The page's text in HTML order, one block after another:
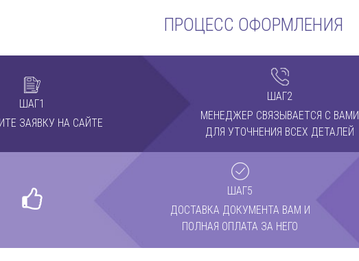
ПРОЦЕСС ОФОРМЛЕНИЯ
ШАГ1
ЗАЯВКУ НА САЙТЕ
ШАГ2
МЕНЕДЖЕР СВЯЗЫВАЕТСЯ С ВАМИ
ДЛЯ УТОЧНЕНИЯ ВСЕХ ДЕТАЛЕЙ
ШАГ5
ДОСТАВКА ДОКУМЕНТА ВАМ И
ПОЛНАЯ ОПЛАТА ЗА НЕГО